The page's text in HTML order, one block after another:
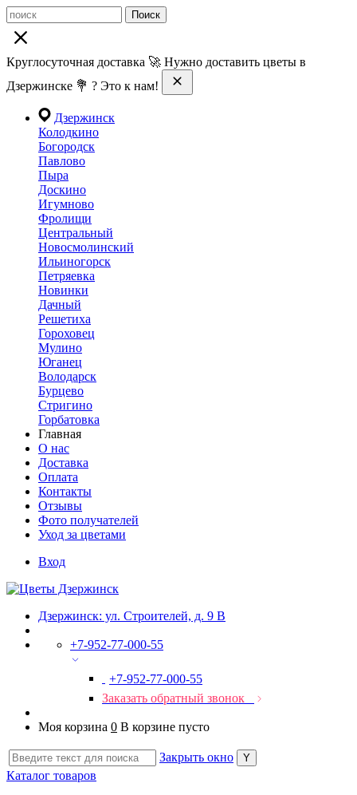
Поиск
Круглосуточная доставка 🚀 Нужно доставить цветы в
Дзержинске 💐 ? Это к нам!
Дзержинск
Колодкино
Богородск
Павлово
Пыра
Доскино
Игумново
Фролищи
Центральный
Новосмолинский
Ильиногорск
Петряевка
Новинки
Дачный
Решетиха
Гороховец
Мулино
Юганец
Володарск
Бурцево
Стригино
Горбатовка
Главная
О нас
Доставка
Оплата
Контакты
Отзывы
Фото получателей
Уход за цветами
Вход
Дзержинск: ул. Строителей, д. 9 В
+7-952-77-000-55
+7-952-77-000-55
Заказать обратный звонок
Моя корзина 0 В корзине пусто
Закрыть окно
Каталог товаров